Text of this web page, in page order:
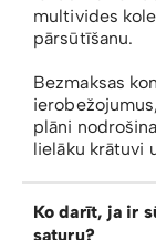
multivides
pārsūtīšanu.
Bezmaksas
plāni
lielāku krātuvi
Ko darīt, ja ir
saturu?